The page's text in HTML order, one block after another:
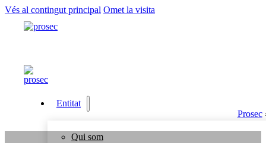
Vés al contingut principal Omet la visita
Entitat
Qui som
Prosec